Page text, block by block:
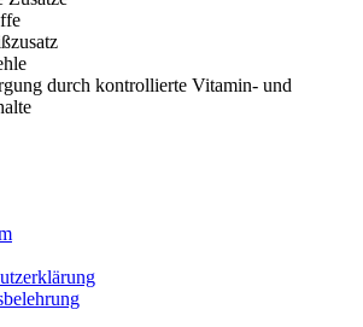
durch kontrollierte Vitamin- und